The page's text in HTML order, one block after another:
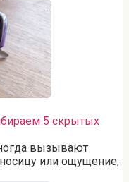
5 скрытых
вызывают
или ощущение,